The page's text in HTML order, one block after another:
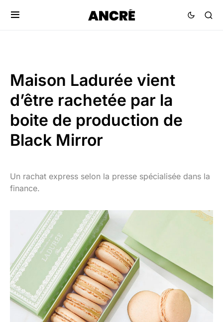
Maison Ladurée vient
d’être rachetée par la
boite de production de
Black Mirror
Un rachat express selon la presse spécialisée dans la
finance.